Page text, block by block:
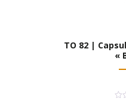
TO 82 |
«